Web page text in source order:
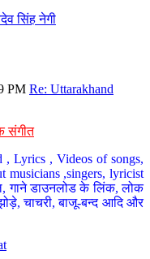
सिंह नेगी
PM Re: Uttarakhand
संगीत
Lyrics , Videos of songs,
musicians ,singers, lyricist
गाने डाउनलोड के लिंक, लोक
चाचरी, बाजू-बन्द आदि और